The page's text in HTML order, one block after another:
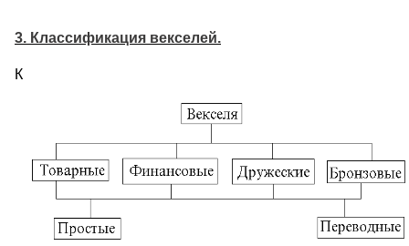
3. Классификация векселей.
К